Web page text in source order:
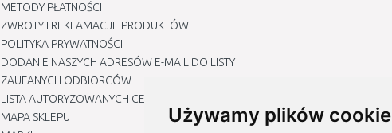
Używamy plików cookie
METODY PŁATNOŚCI
ZWROTY I REKLAMACJE PRODUKTÓW
POLITYKA PRYWATNOŚCI
DODANIE NASZYCH ADRESÓW E-MAIL DO LISTY
ZAUFANYCH ODBIORCÓW
LISTA AUTORYZOWANYCH CENTRÓW SERWISOWYCH
MAPA SKLEPU